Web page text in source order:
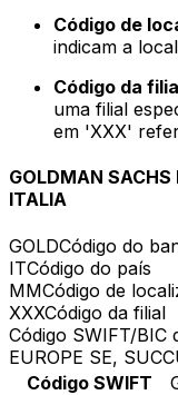
Código de
indicam a
Código da
uma filial
em 'XXX'
GOLDMAN SACHS
ITALIA
GOLDCódigo do
ITCódigo do país
MMCódigo de
XXXCódigo da filial
Código SWIFT/BIC
EUROPE SE,
Código SWIFT